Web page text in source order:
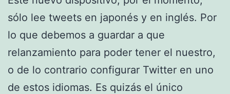
sólo lee tweets en japonés y en inglés. Por
lo que debemos a guardar a que
relanzamiento para poder tener el nuestro,
o de lo contrario configurar Twitter en uno
de estos idiomas. Es quizás el único